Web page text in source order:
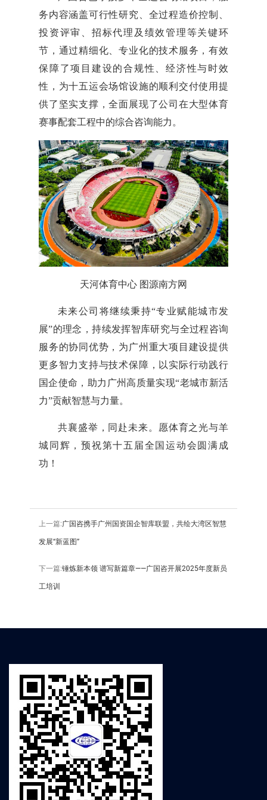
务内容涵盖可行性研究、全过程造价控制、
投资评审、招标代理及绩效管理等关键环
节，通过精细化、专业化的技术服务，有效
保障了项目建设的合规性、经济性与时效
性，为十五运会场馆设施的顺利交付使用提
供了坚实支撑，全面展现了公司在大型体育
赛事配套工程中的综合咨询能力。
天河体育中心 图源南方网
未来公司将继续秉持“专业赋能城市发
展”的理念，持续发挥智库研究与全过程咨询
服务的协同优势，为广州重大项目建设提供
更多智力支持与技术保障，以实际行动践行
国企使命，助力广州高质量实现“老城市新活
力”贡献智慧与力量。
共襄盛举，同赴未来。愿体育之光与羊
城同辉，预祝第十五届全国运动会圆满成
功！
上一篇:广国咨携手广州国资国企智库联盟，共绘大湾区智慧
发展“新蓝图”
下一篇:锤炼新本领 谱写新篇章——广国咨开展2025年度新员
工培训